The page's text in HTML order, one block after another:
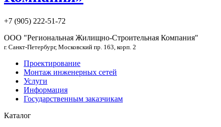
+7 (905) 222-51-72
ООО "Региональная Жилищно-Строительная Компания"
г. Санкт-Петербург, Московский пр. 163, корп. 2
Проектирование
Монтаж инженерных сетей
Услуги
Информация
Государственным заказчикам
Каталог